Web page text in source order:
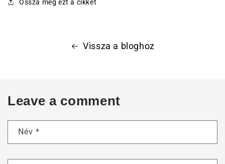
Ossza meg ezt a cikket
Vissza a bloghoz
Leave a comment
Név *